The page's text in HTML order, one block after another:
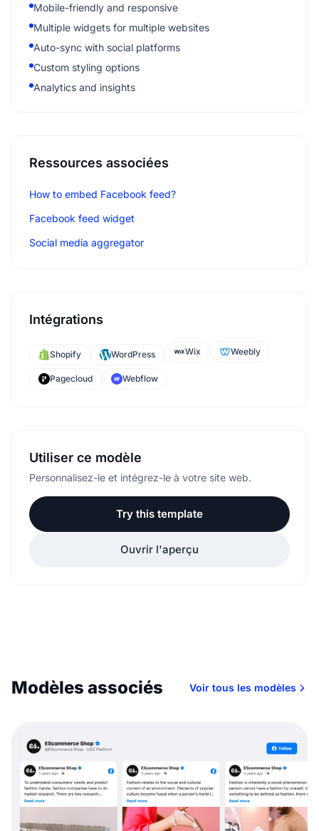
Mobile-friendly and responsive
Multiple widgets for multiple websites
Auto-sync with social platforms
Custom styling options
Analytics and insights
Ressources associées
How to embed Facebook feed?
Facebook feed widget
Social media aggregator
Intégrations
Shopify WordPress Wix Weebly
Pagecloud Webflow
Utiliser ce modèle
Personnalisez-le et intégrez-le à votre site web.
Try this template
Ouvrir l'aperçu
Modèles associés Voir tous les modèles